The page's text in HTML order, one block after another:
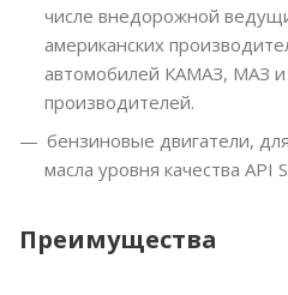
числе внедорожной
американских
автомобилей КАМАЗ, МАЗ и
производителей.
бензиновые двигатели,
масла уровня качества API
Преимущества